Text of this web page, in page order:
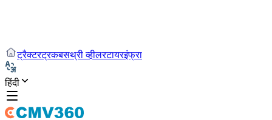
ट्रैक्टरट्रकबसथ्री व्हीलरटायरइंफ्रा
हिंदी